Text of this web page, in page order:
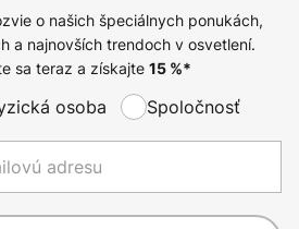
o našich špeciálnych ponukách,
a najnovších trendoch v osvetlení.
sa teraz a získajte 15%*
osoba Spoločnosť